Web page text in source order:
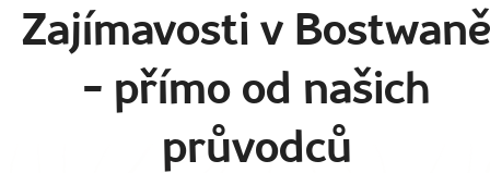
Zajímavosti v
- přímo od našich
průvodců